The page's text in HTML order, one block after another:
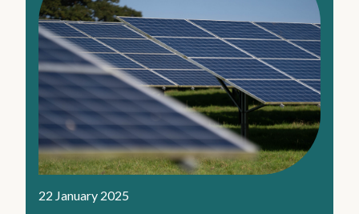
Sostenibilità in Azione
Diversità, equità e inclusione
Offerte di Lavoro
Processo di selezione
Early Careers
Notizie e media
Galleria multimediale
22 January 2025